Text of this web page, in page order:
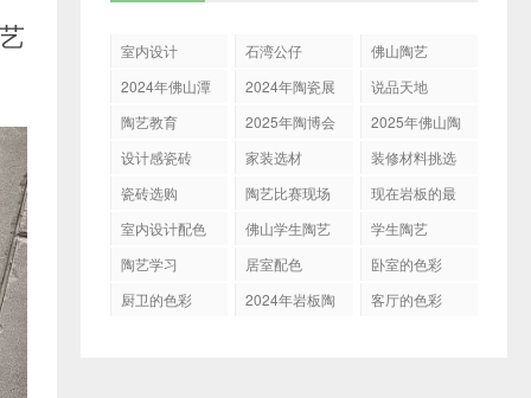
室内设计 石湾公仔
佛山陶艺
2024年佛山潭
2024年陶瓷展
说品天地
陶艺教育
2025年陶博会
2025年佛山陶
设计感瓷砖 家装选材
装修材料挑选
瓷砖选购
陶艺比赛现场
现在岩板的最
室内设计配色
佛山学生陶艺
学生陶艺
陶艺学习
居室配色
卧室的色彩
厨卫的色彩
2024年岩板陶
客厅的色彩